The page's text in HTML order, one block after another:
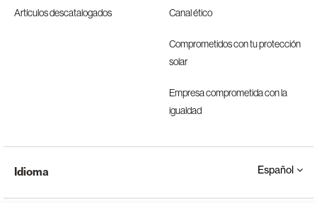
Artículos descatalogados Canal ético
Comprometidos con tu protección
solar
Empresa comprometida con la
igualdad
Idioma Español